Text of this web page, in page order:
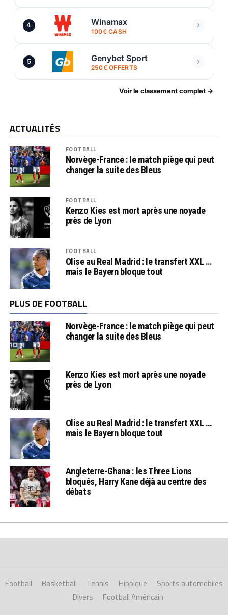
4 Winamax
100€ CASH
5 Genybet Sport
250€ OFFERTS
Voir le classement complet →
ACTUALITÉS
FOOTBALL
Norvège-France : le match piège qui peut
changer la suite des Bleus
FOOTBALL
Kenzo Kies est mort après une noyade
près de Lyon
FOOTBALL
Olise au Real Madrid : le transfert XXL …
mais le Bayern bloque tout
PLUS DE FOOTBALL
Norvège-France : le match piège qui peut
changer la suite des Bleus
Kenzo Kies est mort après une noyade
près de Lyon
Olise au Real Madrid : le transfert XXL …
mais le Bayern bloque tout
Angleterre-Ghana : les Three Lions
bloqués, Harry Kane déjà au centre des
débats
Football Basketball Tennis Hippique
Sports automobiles
Divers
Football Américain